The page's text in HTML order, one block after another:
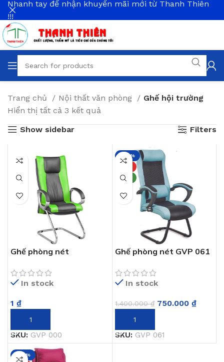
Trang chủ Nội thất văn phòng
Ghế hội trường
Hiển thị tất cả 3 kết quả
Show sidebar
Filters
Ghế phòng nét
In stock
1 ₫
THÊM VÀO GIỎ HÀNG
SKU: GVP 000
-46%
NEW
Ghế phòng nét GVP 061
In stock
1.400.000₫ 750.000 ₫
THÊM VÀO GIỎ HÀNG
SKU: GVP 061
-47%
Nhanh tay để nhận khuyến mãi mới từ Thanh Thiên
!!!